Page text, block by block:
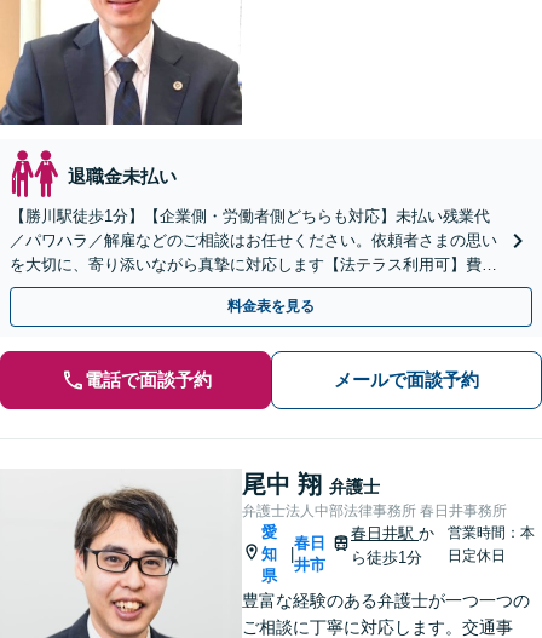
退職金未払い
【勝川駅徒歩1分】【企業側・労働者側どちらも対応】未払い残業代
／パワハラ／解雇などのご相談はお任せください。依頼者さまの思い
を大切に、寄り添いながら真摯に対応します【法テラス利用可】費用
のお支払いに不安がある方も一度ご相談ください
料金表を見る
電話で面談予約 メールで面談予約
尾中 翔 弁護士
弁護士法人中部法律事務所 春日井事務所
愛
知
県
春日
井市
春日井駅か
ら徒歩1分
営業時間：本
日定休日
豊富な経験のある弁護士が一つ一つの
ご相談に丁寧に対応します。交通事